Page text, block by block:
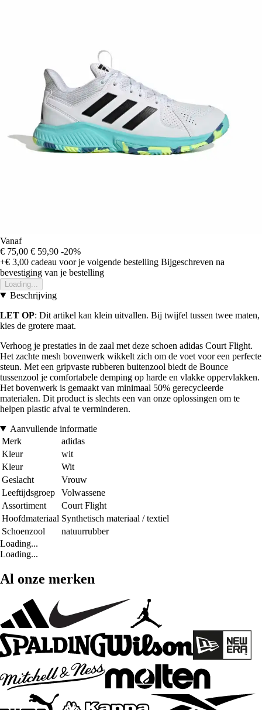
Vanaf
€ 75,00 € 59,90 -20%
+€ 3,00 cadeau voor je volgende bestelling Bijgeschreven na
bevestiging van je bestelling
Loading...
Beschrijving
LET OP: Dit artikel kan klein uitvallen. Bij twijfel tussen twee maten,
kies de grotere maat.
Verhoog je prestaties in de zaal met deze schoen adidas Court Flight.
Het zachte mesh bovenwerk wikkelt zich om de voet voor een perfecte
steun. Met een gripvaste rubberen buitenzool biedt de Bounce
tussenzool je comfortabele demping op harde en vlakke oppervlakken.
Het bovenwerk is gemaakt van minimaal 50% gerecycleerde
materialen. Dit product is slechts een van onze oplossingen om te
helpen plastic afval te verminderen.
Aanvullende informatie
Merk
adidas
Kleur
wit
Kleur
Wit
Geslacht
Vrouw
Leeftijdsgroep
Volwassene
Assortiment
Court Flight
Hoofdmateriaal Synthetisch materiaal / textiel
Schoenzool
natuurrubber
Loading...
Loading...
Al onze merken